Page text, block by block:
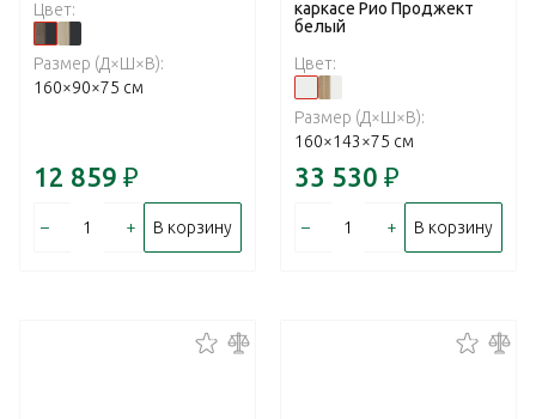
Цвет:
Размер (Д×Ш×В):
160×90×75 см
12 859 ₽
– + В корзину
каркасе Рио Проджект
белый
Цвет:
Размер (Д×Ш×В):
160×143×75 см
33 530 ₽
– + В корзину